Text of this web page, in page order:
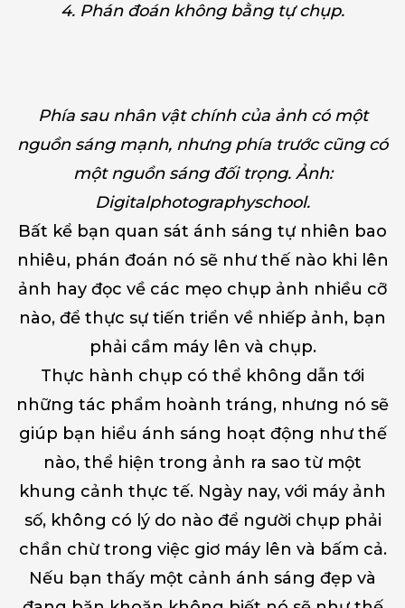
4. Phán đoán không bằng tự chụp.
Phía sau nhân vật chính của ảnh có một
nguồn sáng mạnh, nhưng phía trước cũng có
một nguồn sáng đối trọng. Ảnh:
Digitalphotographyschool.
Bất kể bạn quan sát ánh sáng tự nhiên bao
nhiêu, phán đoán nó sẽ như thế nào khi lên
ảnh hay đọc về các mẹo chụp ảnh nhiều cỡ
nào, để thực sự tiến triển về nhiếp ảnh, bạn
phải cầm máy lên và chụp.
Thực hành chụp có thể không dẫn tới
những tác phẩm hoành tráng, nhưng nó sẽ
giúp bạn hiểu ánh sáng hoạt động như thế
nào, thể hiện trong ảnh ra sao từ một
khung cảnh thực tế. Ngày nay, với máy ảnh
số, không có lý do nào để người chụp phải
chần chừ trong việc giơ máy lên và bấm cả.
Nếu bạn thấy một cảnh ánh sáng đẹp và